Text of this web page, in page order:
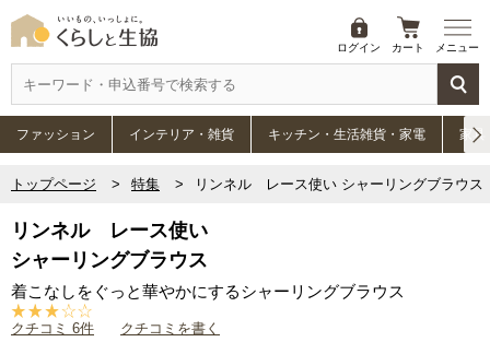
ログイン カート メニュー
ファッション インテリア・雑貨 キッチン・生活雑貨・家電 家具
トップページ 特集 リンネル レース使い シャーリングブラウス
リンネル レース使い
シャーリングブラウス
着こなしをぐっと華やかにするシャーリングブラウス
クチコミ 6件 クチコミを書く